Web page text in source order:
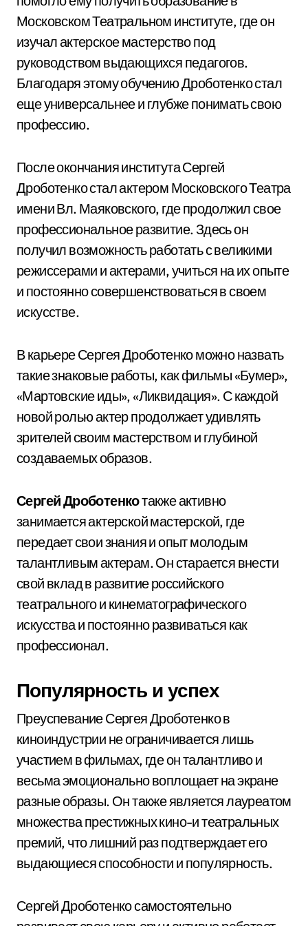
Московском Театральном институте, где он
изучал актерское мастерство под
руководством выдающихся педагогов.
Благодаря этому обучению Дроботенко стал
еще универсальнее и глубже понимать свою
профессию.
После окончания института Сергей
Дроботенко стал актером Московского Театра
имени Вл. Маяковского, где продолжил свое
профессиональное развитие. Здесь он
получил возможность работать с великими
режиссерами и актерами, учиться на их опыте
и постоянно совершенствоваться в своем
искусстве.
В карьере Сергея Дроботенко можно назвать
такие знаковые работы, как фильмы «Бумер»,
«Мартовские иды», «Ликвидация». С каждой
новой ролью актер продолжает удивлять
зрителей своим мастерством и глубиной
создаваемых образов.
Сергей Дроботенкотакже активно
занимается актерской мастерской, где
передает свои знания и опыт молодым
талантливым актерам. Он старается внести
свой вклад в развитие российского
театрального и кинематографического
искусства и постоянно развиваться как
профессионал.
Популярность и успех
Преуспевание Сергея Дроботенко в
киноиндустрии не ограничивается лишь
участием в фильмах, где он талантливо и
весьма эмоционально воплощает на экране
разные образы. Он также является лауреатом
множества престижных кино-и театральных
премий, что лишний раз подтверждает его
выдающиеся способности и популярность.
Сергей Дроботенко самостоятельно